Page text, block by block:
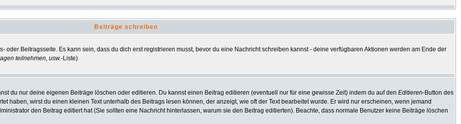
Beiträge schreiben
oder Beitragsseite. Es kann sein, dass du dich erst registrieren musst, bevor du eine Nachricht schreiben kannst - deine verfügbaren Aktionen werden am Ende der
teilnehmen, usw.-Liste)
du nur deine eigenen Beiträge löschen oder editieren. Du kannst einen Beitrag editieren (eventuell nur für eine gewisse Zeit) indem du auf den Editieren-Button des
haben, wirst du einen kleinen Text unterhalb des Beitrags lesen können, der anzeigt, wie oft der Text bearbeitet wurde. Er wird nur erscheinen, wenn jemand
den Beitrag editiert hat (Sie sollten eine Nachricht hinterlassen, warum sie den Beitrag editierten). Beachte, dass normale Benutzer keine Beiträge löschen